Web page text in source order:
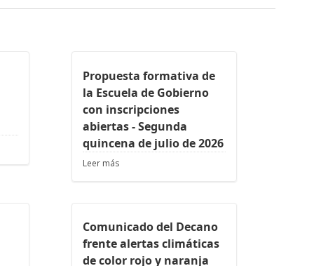
Propuesta formativa de
la Escuela de Gobierno
con inscripciones
abiertas - Segunda
quincena de julio de 2026
Leer más
Comunicado del Decano
frente alertas climáticas
de color rojo y naranja